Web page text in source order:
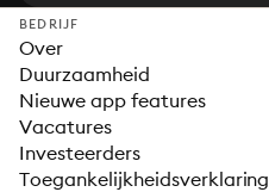
BEDRIJF
Over
Duurzaamheid
Nieuwe app features
Vacatures
Investeerders
Toegankelijkheidsverklaring